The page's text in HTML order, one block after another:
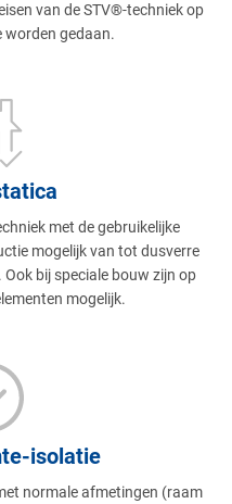
van de STV®-techniek op
worden gedaan.
met de gebruikelijke
mogelijk van tot dusverre
bij speciale bouw zijn op
mogelijk.
isolatie
normale afmetingen (raam